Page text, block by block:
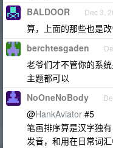
BALDOOR Dec 3,
算，上面的那些也是
berchtesgaden
老爷们才不管你的系
主题都可以
NoOneNoBody
@HankAviator #5
笔画排序算是汉字独
发音，和用在日常词